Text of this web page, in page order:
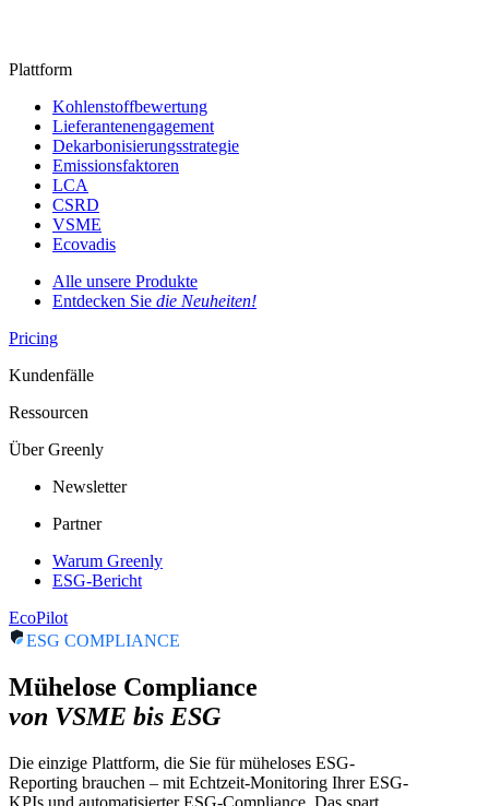
Plattform
Kohlenstoffbewertung
Lieferantenengagement
Dekarbonisierungsstrategie
Emissionsfaktoren
LCA
CSRD
VSME
Ecovadis
Alle unsere Produkte
Entdecken Sie die Neuheiten!
Pricing
Kundenfälle
Ressourcen
Über Greenly
Newsletter
Partner
Warum Greenly
ESG-Bericht
EcoPilot
ESG COMPLIANCE
Mühelose Compliance
von VSME bis ESG
Die einzige Plattform, die Sie für müheloses ESG-
Reporting brauchen – mit Echtzeit-Monitoring Ihrer ESG-
KPIs und automatisierter ESG-Compliance. Das spart